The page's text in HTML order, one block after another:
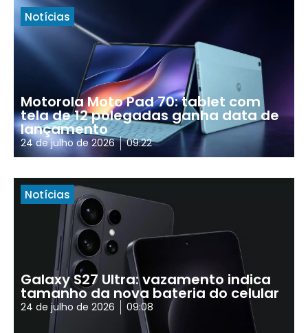
Notícias
Motorola Moto Pad 70: tablet com
tela de 12 polegadas ganha data de
lançamento
24 de julho de 2026 09:22
Notícias
Galaxy S27 Ultra: vazamento indica
tamanho da nova bateria do celular
24 de julho de 2026 09:08